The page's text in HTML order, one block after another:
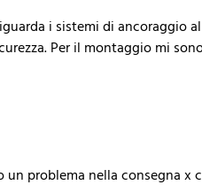
i sistemi di ancoraggio
Per il montaggio mi
problema nella consegna